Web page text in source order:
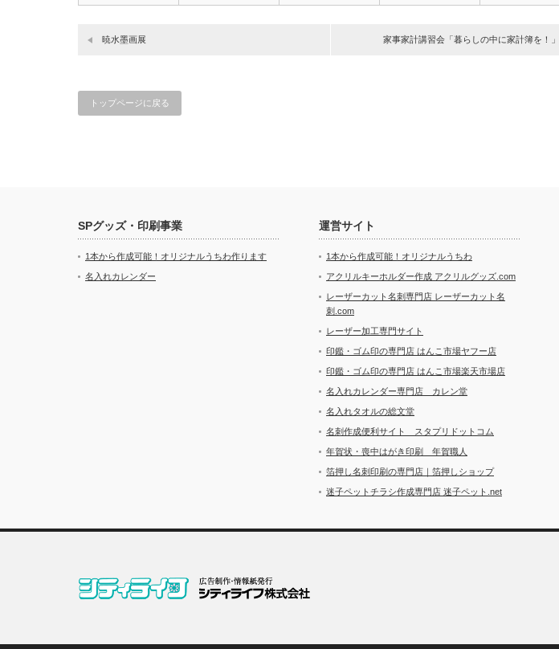
暁水墨画展 家事家計講習会「暮らしの中に家計簿を！」
トップページに戻る
SPグッズ・印刷事業
1本から作成可能！オリジナルうちわ作ります
名入れカレンダー
運営サイト
1本から作成可能！オリジナルうちわ
アクリルキーホルダー作成 アクリルグッズ.com
レーザーカット名刺専門店 レーザーカット名
刺.com
レーザー加工専門サイト
印鑑・ゴム印の専門店 はんこ市場ヤフー店
印鑑・ゴム印の専門店 はんこ市場楽天市場店
名入れカレンダー専門店 カレン堂
名入れタオルの総文堂
名刺作成便利サイト スタプリドットコム
年賀状・喪中はがき印刷 年賀職人
箔押し名刺印刷の専門店｜箔押しショップ
迷子ペットチラシ作成専門店 迷子ペット.net